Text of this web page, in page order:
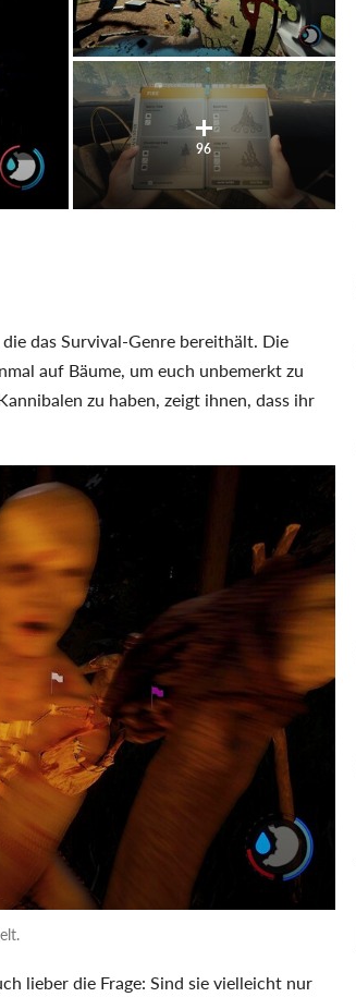
96
das Survival-Genre bereithält. Die
auf Bäume, um euch unbemerkt zu
zu haben, zeigt ihnen, dass ihr
lieber die Frage: Sind sie vielleicht nur